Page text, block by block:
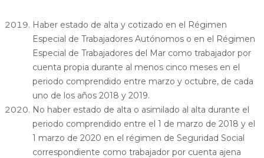
Haber estado de alta y cotizado en el Régimen
Especial de Trabajadores Autónomos o en el Régimen
Especial de Trabajadores del Mar como trabajador por
cuenta propia durante al menos cinco meses en el
periodo comprendido entre marzo y octubre, de cada
uno de los años 2018 y 2019.
No haber estado de alta o asimilado al alta durante el
periodo comprendido entre el 1 de marzo de 2018 y el
1 marzo de 2020 en el régimen de Seguridad Social
correspondiente como trabajador por cuenta ajena